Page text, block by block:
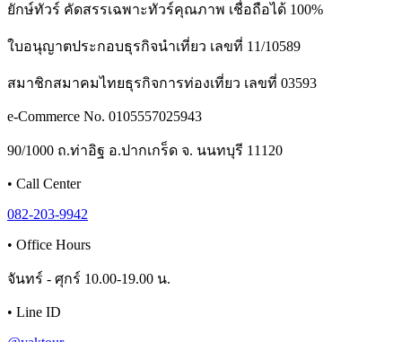
ยักษ์ทัวร์ คัดสรรเฉพาะทัวร์คุณภาพ เชื่อถือได้ 100%
ใบอนุญาตประกอบธุรกิจนำเที่ยว เลขที่ 11/10589
สมาชิกสมาคมไทยธุรกิจการท่องเที่ยว เลขที่ 03593
e-Commerce No. 0105557025943
90/1000 ถ.ท่าอิฐ อ.ปากเกร็ด จ. นนทบุรี 11120
• Call Center
082-203-9942
• Office Hours
จันทร์ - ศุกร์ 10.00-19.00 น.
• Line ID